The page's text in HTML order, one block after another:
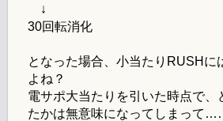
↓
30回転消化
となった場合、小当たりRUSHに
よね？
電サポ大当たりを引いた時点で、
たかは無意味になってしまって